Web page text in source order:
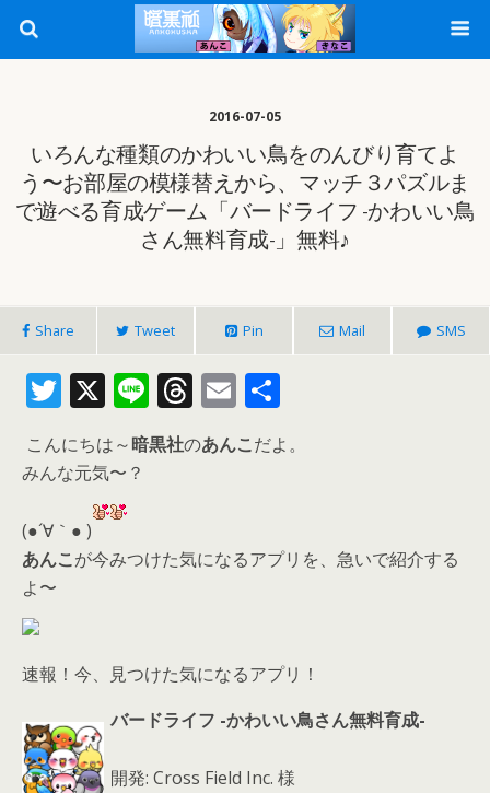
2016-07-05
いろんな種類のかわいい鳥をのんびり育てよ
う〜お部屋の模様替えから、マッチ３パズルま
で遊べる育成ゲーム「バードライフ -かわいい鳥
さん無料育成-」無料♪
Share Tweet Pin Mail SMS
T
itt
er
X Li
n
e
T
h
re
s
E
m
ai
有
こんにちは～暗黒社のあんこだよ。
みんな元気〜？
(●´∀｀● )
あんこが今みつけた気になるアプリを、急いで紹介する
よ〜
速報！今、見つけた気になるアプリ！
バードライフ -かわいい鳥さん無料育成-
開発: Cross Field Inc. 様